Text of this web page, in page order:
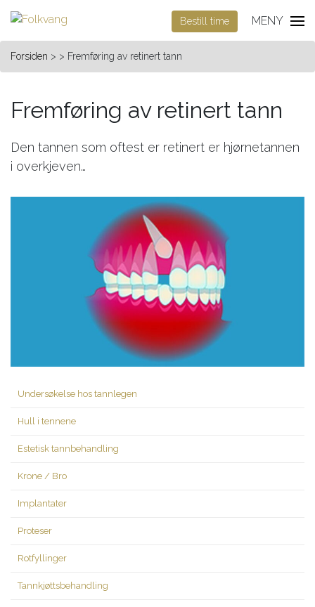
MENY
Bestill time
Forsiden > > Fremføring av retinert tann
Fremføring av retinert tann
Den tannen som oftest er retinert er hjørnetannen
i overkjeven…
Undersøkelse hos tannlegen
Hull i tennene
Estetisk tannbehandling
Krone / Bro
Implantater
Proteser
Rotfyllinger
Tannkjøttsbehandling